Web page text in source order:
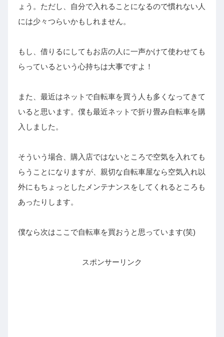
ょう。ただし、自分で入れることになるので慣れない人
には少々つらいかもしれません。
もし、借りるにしてもお店の人に一声かけて使わせても
らっているという心持ちは大事ですよ！
また、最近はネットで自転車を買う人も多くなってきて
いると思います。僕も最近ネットで折り畳み自転車を購
入しました。
そういう場合、購入店ではないところで空気を入れても
らうことになりますが、親切な自転車屋なら空気入れ以
外にもちょっとしたメンテナンスをしてくれるところも
あったりします。
僕なら次はここで自転車を買おうと思っています(笑)
スポンサーリンク